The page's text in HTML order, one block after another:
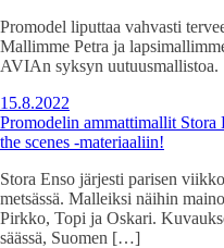
Promodel liputtaa vahvasti
Mallimme Petra ja
AVIAn syksyn uutuusmallistoa.
15.8.2022
Promodelin ammattimallit Stora
the scenes -materiaaliin!
Stora Enso järjesti parisen
metsässä. Malleiksi näihin
Pirkko, Topi ja Oskari.
säässä, Suomen […]